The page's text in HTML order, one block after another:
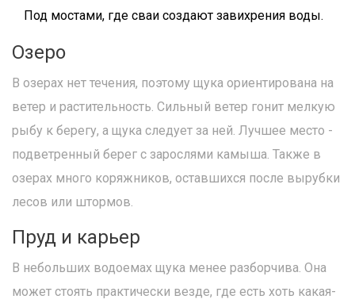
Под мостами, где сваи создают завихрения воды.
Озеро
В озерах нет течения, поэтому щука ориентирована на
ветер и растительность. Сильный ветер гонит мелкую
рыбу к берегу, а щука следует за ней. Лучшее место -
подветренный берег с зарослями камыша. Также в
озерах много коряжников, оставшихся после вырубки
лесов или штормов.
Пруд и карьер
В небольших водоемах щука менее разборчива. Она
может стоять практически везде, где есть хоть какая-